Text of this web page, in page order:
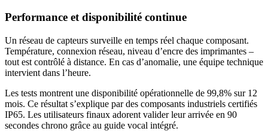
Performance et disponibilité continue
Un réseau de capteurs surveille en temps réel chaque composant.
Température, connexion réseau, niveau d’encre des imprimantes –
tout est contrôlé à distance. En cas d’anomalie, une équipe technique
intervient dans l’heure.
Les tests montrent une disponibilité opérationnelle de 99,8% sur 12
mois. Ce résultat s’explique par des composants industriels certifiés
IP65. Les utilisateurs finaux adorent valider leur arrivée en 90
secondes chrono grâce au guide vocal intégré.